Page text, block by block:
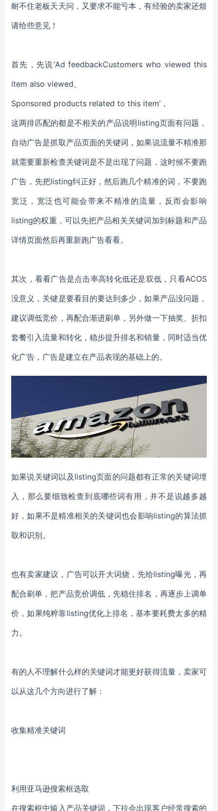
耐不住老板天天问，又要求不能亏本，有经验的卖家还烦
请给些意见！
首先，先说‘Ad feedbackCustomers who viewed this
item also viewed、
Sponsored products related to this item’，
这两排匹配的都是不相关的产品说明listing页面有问题，
自动广告是抓取产品页面的关键词，如果说流量不精准那
就需要重新检查关键词是不是出现了问题，这时候不要跑
广告，先把listing纠正好，然后跑几个精准的词，不要跑
宽泛，宽泛也可能会带来不精准的流量，反而会影响
listing的权重，可以先把产品相关关键词加到标题和产品
详情页面然后再重新跑广告看看。
其次，看看广告是点击率高转化低还是双低，只看ACOS
没意义，关键是要看目的要达到多少，如果产品没问题，
建议调低竞价，再配合渐进刷单，另外做一下抽奖、折扣
套餐引入流量和转化，稳步提升排名和销量，同时适当优
化广告，广告是建立在产品表现的基础上的。
如果说关键词以及listing页面的问题都有正常的关键词埋
入，那么要细致检查到底哪些词有用，并不是说越多越
好，如果不是精准相关的关键词也会影响listing的算法抓
取和识别。
也有卖家建议，广告可以开大词烧，先给listing曝光，再
配合刷单，把产品竞价调低，先稳住排名，再逐步上调单
价，如果纯粹靠listing优化上排名，基本要耗费太多的精
力。
有的人不理解什么样的关键词才能更好获得流量，卖家可
以从这几个方向进行了解：
收集精准关键词
利用亚马逊搜索框选取
在搜索框中输入产品关键词，下拉会出现客户经常搜索的